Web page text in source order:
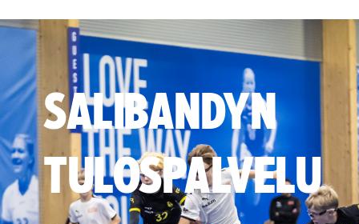
SALIBANDYN
TULOSPALVELU